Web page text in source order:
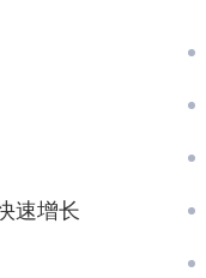
速增长